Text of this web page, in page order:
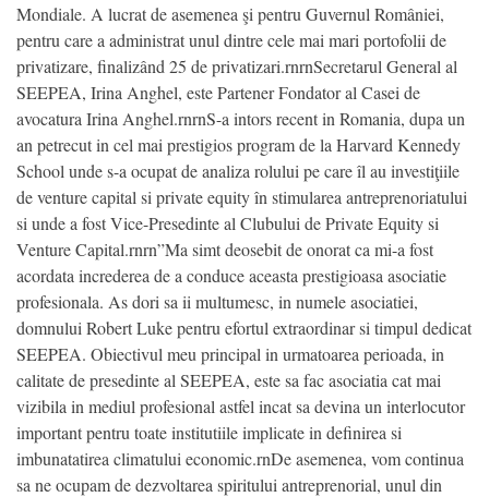
Mondiale. A lucrat de asemenea şi pentru Guvernul României,
pentru care a administrat unul dintre cele mai mari portofolii de
privatizare, finalizând 25 de privatizari.rnrnSecretarul General al
SEEPEA, Irina Anghel, este Partener Fondator al Casei de
avocatura Irina Anghel.rnrnS-a intors recent in Romania, dupa un
an petrecut in cel mai prestigios program de la Harvard Kennedy
School unde s-a ocupat de analiza rolului pe care îl au investiţiile
de venture capital si private equity în stimularea antreprenoriatului
si unde a fost Vice-Presedinte al Clubului de Private Equity si
Venture Capital.rnrn”Ma simt deosebit de onorat ca mi-a fost
acordata increderea de a conduce aceasta prestigioasa asociatie
profesionala. As dori sa ii multumesc, in numele asociatiei,
domnului Robert Luke pentru efortul extraordinar si timpul dedicat
SEEPEA. Obiectivul meu principal in urmatoarea perioada, in
calitate de presedinte al SEEPEA, este sa fac asociatia cat mai
vizibila in mediul profesional astfel incat sa devina un interlocutor
important pentru toate institutiile implicate in definirea si
imbunatatirea climatului economic.rnDe asemenea, vom continua
sa ne ocupam de dezvoltarea spiritului antreprenorial, unul din